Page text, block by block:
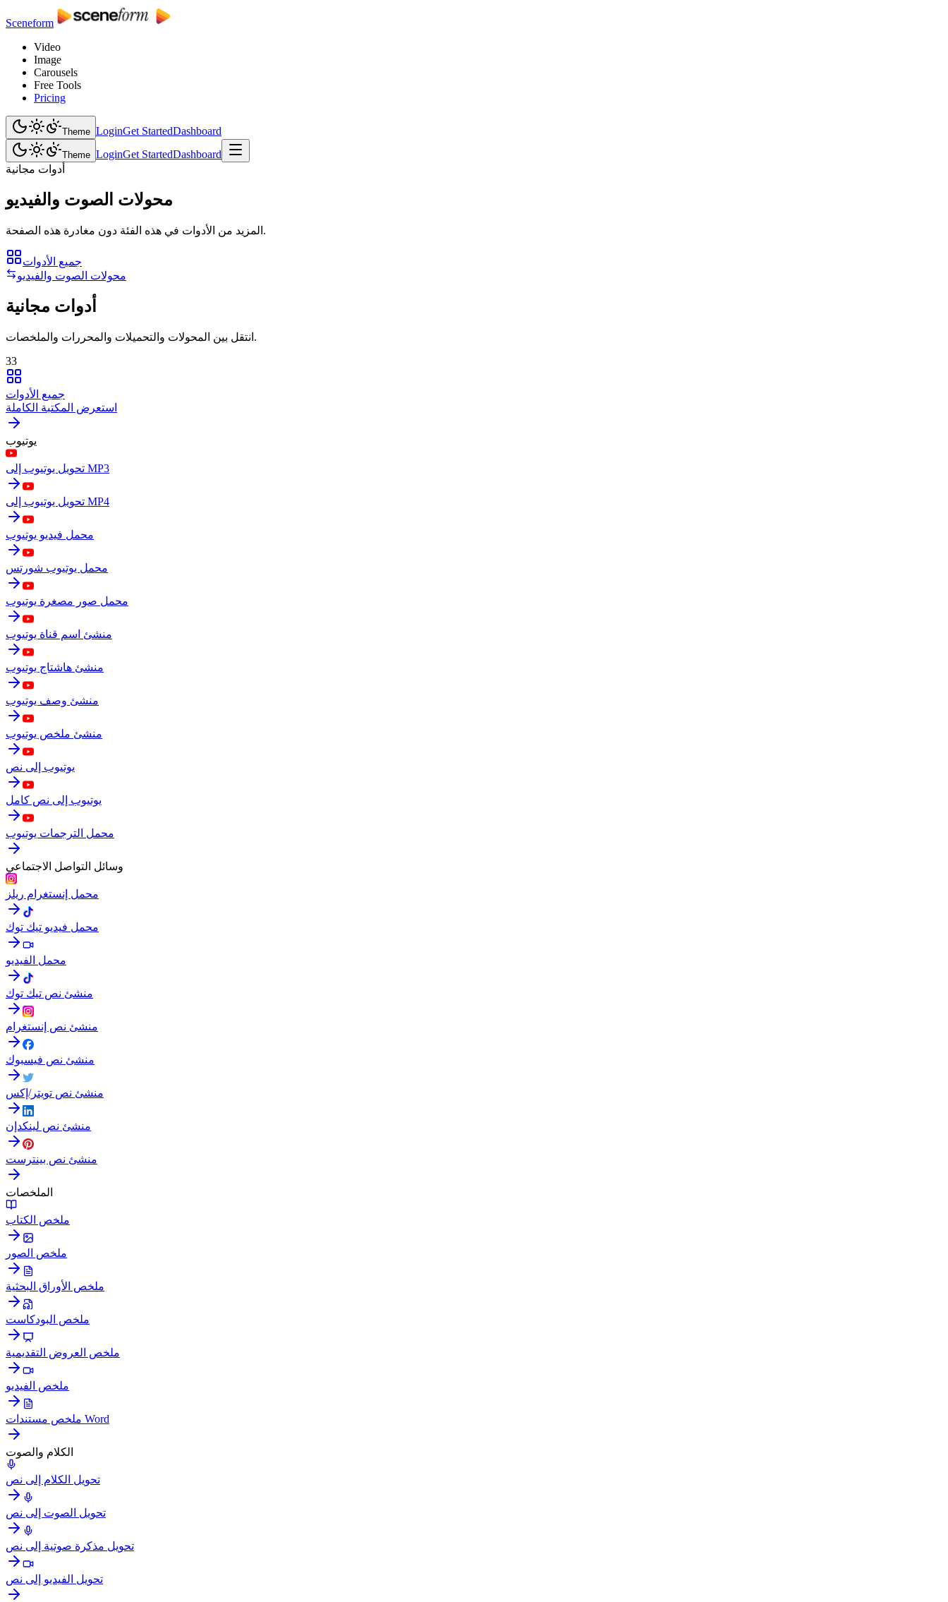
Sceneform
Video
Image
Carousels
Free Tools
Pricing
Theme LoginGet StartedDashboard
Theme LoginGet StartedDashboard
أدوات مجانية
محولات الصوت والفيديو
المزيد من الأدوات في هذه الفئة دون مغادرة هذه الصفحة.
جميع الأدوات
محولات الصوت والفيديو
أدوات مجانية
انتقل بين المحولات والتحميلات والمحررات والملخصات.
33
جميع الأدوات
استعرض المكتبة الكاملة
يوتيوب
تحويل يوتيوب إلى MP3
تحويل يوتيوب إلى MP4
محمل فيديو يوتيوب
محمل يوتيوب شورتس
محمل صور مصغرة يوتيوب
منشئ اسم قناة يوتيوب
منشئ هاشتاج يوتيوب
منشئ وصف يوتيوب
منشئ ملخص يوتيوب
يوتيوب إلى نص
يوتيوب إلى نص كامل
محمل الترجمات يوتيوب
وسائل التواصل الاجتماعي
محمل إنستغرام ريلز
محمل فيديو تيك توك
محمل الفيديو
منشئ نص تيك توك
منشئ نص إنستغرام
منشئ نص فيسبوك
منشئ نص تويتر/إكس
منشئ نص لينكدإن
منشئ نص بينترست
الملخصات
ملخص الكتاب
ملخص الصور
ملخص الأوراق البحثية
ملخص البودكاست
ملخص العروض التقديمية
ملخص الفيديو
ملخص مستندات Word
الكلام والصوت
تحويل الكلام إلى نص
تحويل الصوت إلى نص
تحويل مذكرة صوتية إلى نص
تحويل الفيديو إلى نص